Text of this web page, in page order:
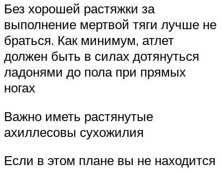
Без хорошей растяжки за
выполнение мертвой тяги лучше не
браться. Как минимум, атлет
должен быть в силах дотянуться
ладонями до пола при прямых
ногах
Важно иметь растянутые
ахиллесовы сухожилия
Если в этом плане вы не находится